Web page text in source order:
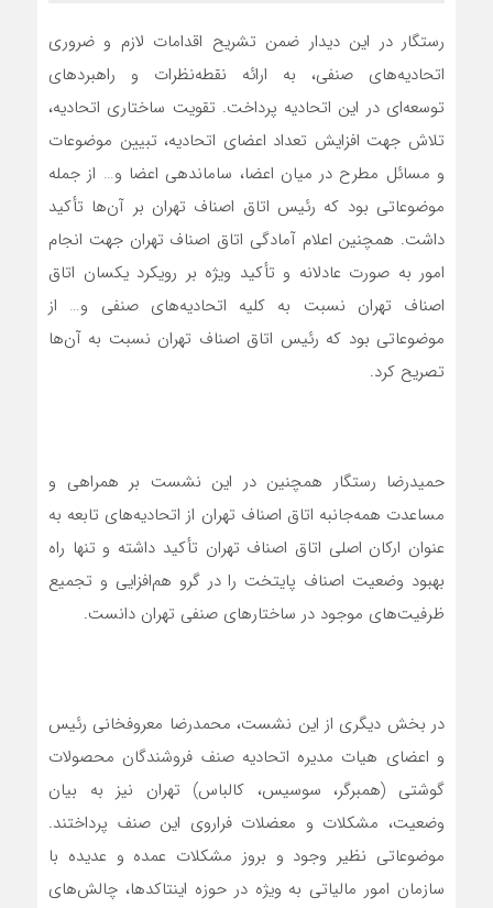
رستگار در این دیدار ضمن تشریح اقدامات لازم و ضروری
اتحادیه‌های صنفی، به ارائه نقطه‌نظرات و راهبردهای
توسعه‌ای در این اتحادیه پرداخت. تقویت ساختاری اتحادیه،
تلاش جهت افزایش تعداد اعضای اتحادیه، تبیین موضوعات
و مسائل مطرح در میان اعضا، ساماندهی اعضا و… از جمله
موضوعاتی بود که رئیس اتاق اصناف تهران بر آن‌ها تأکید
داشت. همچنین اعلام آمادگی اتاق اصناف تهران جهت انجام
امور به صورت عادلانه و تأکید ویژه بر رویکرد یکسان اتاق
اصناف تهران نسبت به کلیه اتحادیه‌های صنفی و… از
موضوعاتی بود که رئیس اتاق اصناف تهران نسبت به آن‌ها
تصریح کرد.
حمیدرضا رستگار همچنین در این نشست بر همراهی و
مساعدت همه‌جانبه اتاق اصناف تهران از اتحادیه‌های تابعه به
عنوان ارکان اصلی اتاق اصناف تهران تأکید داشته و تنها راه
بهبود وضعیت اصناف پایتخت را در گرو هم‌افزایی و تجمیع
ظرفیت‌های موجود در ساختارهای صنفی تهران دانست.
در بخش دیگری از این نشست، محمدرضا معروفخانی رئیس
و اعضای هیات مدیره اتحادیه صنف فروشندگان محصولات
گوشتی (همبرگر، سوسیس، کالباس) تهران نیز به بیان
وضعیت، مشکلات و معضلات فراروی این صنف پرداختند.
موضوعاتی نظیر وجود و بروز مشکلات عمده و عدیده با
سازمان امور مالیاتی به ویژه در حوزه اینتاکدها، چالش‌های